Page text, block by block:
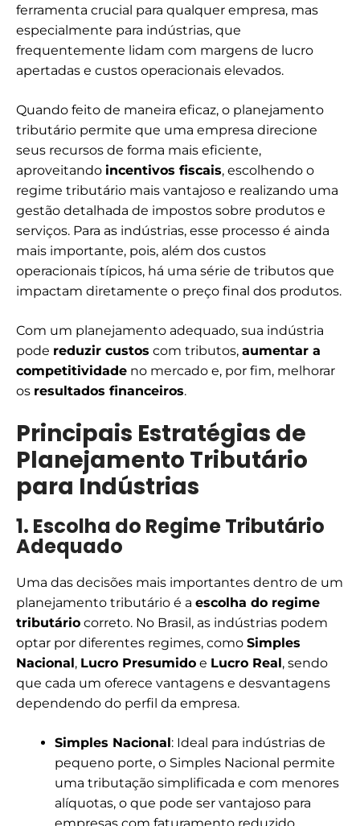
ferramenta crucial para qualquer empresa, mas
especialmente para indústrias, que
frequentemente lidam com margens de lucro
apertadas e custos operacionais elevados.
Quando feito de maneira eficaz, o planejamento
tributário permite que uma empresa direcione
seus recursos de forma mais eficiente,
aproveitando incentivos fiscais, escolhendo o
regime tributário mais vantajoso e realizando uma
gestão detalhada de impostos sobre produtos e
serviços. Para as indústrias, esse processo é ainda
mais importante, pois, além dos custos
operacionais típicos, há uma série de tributos que
impactam diretamente o preço final dos produtos.
Com um planejamento adequado, sua indústria
pode reduzir custos com tributos, aumentar a
competitividade no mercado e, por fim, melhorar
os resultados financeiros.
Principais Estratégias de
Planejamento Tributário
para Indústrias
1. Escolha do Regime Tributário
Adequado
Uma das decisões mais importantes dentro de um
planejamento tributário é a escolha do regime
tributário correto. No Brasil, as indústrias podem
optar por diferentes regimes, como Simples
Nacional, Lucro Presumido e Lucro Real, sendo
que cada um oferece vantagens e desvantagens
dependendo do perfil da empresa.
Simples Nacional: Ideal para indústrias de
pequeno porte, o Simples Nacional permite
uma tributação simplificada e com menores
alíquotas, o que pode ser vantajoso para